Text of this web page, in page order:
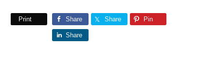
Print Share Share Pin
Share